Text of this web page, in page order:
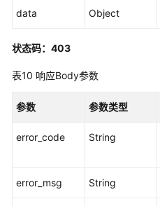
口
指
口
data Object
状态码：403
表10 响应Body参数
参数 参数类型
error_code String
error_msg String